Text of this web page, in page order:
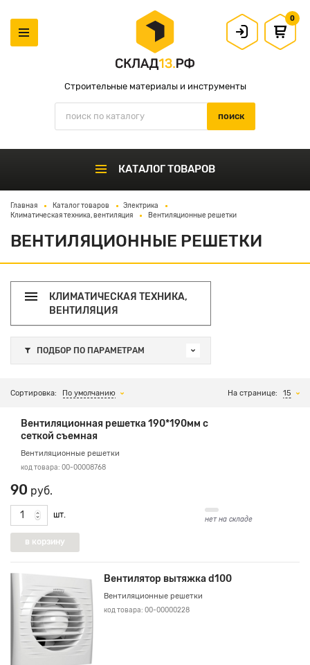
Строительные материалы и инструменты
0
КАТАЛОГ ТОВАРОВ
Главная Каталог товаров
Электрика
Климатическая техника, вентиляция
Вентиляционные решетки
ВЕНТИЛЯЦИОННЫЕ РЕШЕТКИ
КЛИМАТИЧЕСКАЯ ТЕХНИКА,
ВЕНТИЛЯЦИЯ
ПОДБОР ПО ПАРАМЕТРАМ
Сортировка: По умолчанию На странице: 15
Вентиляционная решетка 190*190мм с
сеткой съемная
Вентиляционные решетки
код товара: 00-00008768
90 руб.
шт. нет на складе
Вентилятор вытяжка d100
Вентиляционные решетки
код товара: 00-00000228